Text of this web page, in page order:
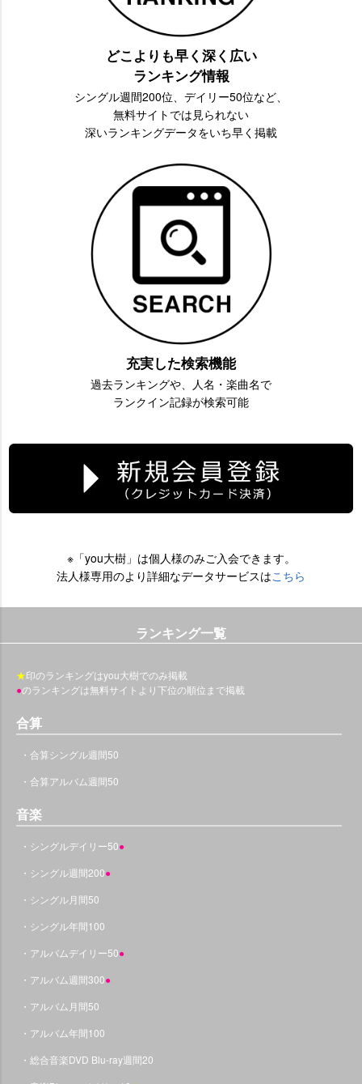
どこよりも早く深く広い
ランキング情報
シングル週間200位、デイリー50位など、
無料サイトでは見られない
深いランキングデータをいち早く掲載
充実した検索機能
過去ランキングや、人名・楽曲名で
ランクイン記録が検索可能
※「you大樹」は個人様のみご入会できます。
法人様専用のより詳細なデータサービスはこちら
ランキング一覧
★印のランキングはyou大樹でのみ掲載
●のランキングは無料サイトより下位の順位まで掲載
合算
・合算シングル週間50
・合算アルバム週間50
音楽
・シングルデイリー50●
・シングル週間200●
・シングル月間50
・シングル年間100
・アルバムデイリー50●
・アルバム週間300●
・アルバム月間50
・アルバム年間100
・総合音楽DVD Blu-ray週間20